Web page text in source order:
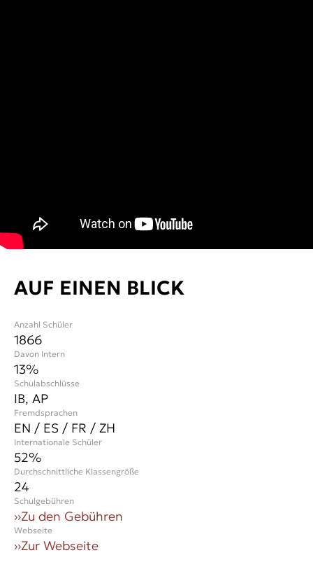
AUF EINEN BLICK
Anzahl Schüler
1866
Davon Intern
13%
Schulabschlüsse
IB, AP
Durchschnittliche Klassengröße
24
Internationale Schüler
52%
Fremdsprachen
EN / ES / FR / ZH
Schulgebühren
››Zu den Gebühren
Webseite
››Zur Webseite